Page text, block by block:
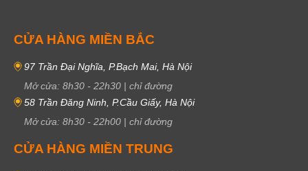
CỬA HÀNG MIỀN BẮC
97 Trần Đại Nghĩa, P.Bạch Mai, Hà Nội
Mở cửa: 8h30 - 22h30 | chỉ đường
58 Trần Đăng Ninh, P.Cầu Giấy, Hà Nội
Mở cửa: 8h30 - 22h00 | chỉ đường
CỬA HÀNG MIỀN TRUNG